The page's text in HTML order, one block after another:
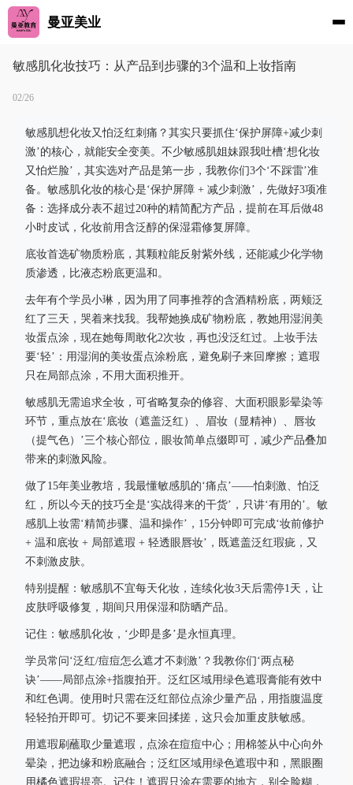
曼亚美业
敏感肌化妆技巧：从产品到步骤的3个温和上妆指南
02/26
敏感肌想化妆又怕泛红刺痛？其实只要抓住‘保护屏障+减少刺
激’的核心，就能安全变美。不少敏感肌姐妹跟我吐槽‘想化妆
又怕烂脸’，其实选对产品是第一步，我教你们3个‘不踩雷’准
备。敏感肌化妆的核心是‘保护屏障 + 减少刺激’，先做好3项准
备：选择成分表不超过20种的精简配方产品，提前在耳后做48
小时皮试，化妆前用含泛醇的保湿霜修复屏障。
底妆首选矿物质粉底，其颗粒能反射紫外线，还能减少化学物
质渗透，比液态粉底更温和。
去年有个学员小琳，因为用了同事推荐的含酒精粉底，两颊泛
红了三天，哭着来找我。我帮她换成矿物粉底，教她用湿润美
妆蛋点涂，现在她每周敢化2次妆，再也没泛红过。上妆手法
要‘轻’：用湿润的美妆蛋点涂粉底，避免刷子来回摩擦；遮瑕
只在局部点涂，不用大面积推开。
敏感肌无需追求全妆，可省略复杂的修容、大面积眼影晕染等
环节，重点放在‘底妆（遮盖泛红）、眉妆（显精神）、唇妆
（提气色）’三个核心部位，眼妆简单点缀即可，减少产品叠加
带来的刺激风险。
做了15年美业教培，我最懂敏感肌的‘痛点’——怕刺激、怕泛
红，所以今天的技巧全是‘实战得来的干货’，只讲‘有用的’。敏
感肌上妆需‘精简步骤、温和操作’，15分钟即可完成‘妆前修护
+ 温和底妆 + 局部遮瑕 + 轻透眼唇妆’，既遮盖泛红瑕疵，又
不刺激皮肤。
特别提醒：敏感肌不宜每天化妆，连续化妆3天后需停1天，让
皮肤呼吸修复，期间只用保湿和防晒产品。
记住：敏感肌化妆，‘少即是多’是永恒真理。
学员常问‘泛红/痘痘怎么遮才不刺激’？我教你们‘两点秘
诀’——局部点涂+指腹拍开。泛红区域用绿色遮瑕膏能有效中
和红色调。使用时只需在泛红部位点涂少量产品，用指腹温度
轻轻拍开即可。切记不要来回揉搓，这只会加重皮肤敏感。
用遮瑕刷蘸取少量遮瑕，点涂在痘痘中心；用棉签从中心向外
晕染，把边缘和粉底融合；泛红区域用绿色遮瑕中和，黑眼圈
用橘色遮瑕提亮。记住！遮瑕只涂在需要的地方，别全脸糊，